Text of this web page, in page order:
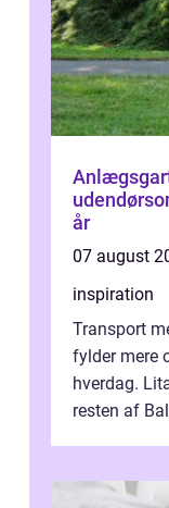
Anlægsgartner
år
07 august
inspiration
Transport
fylder mere
hverdag.
resten af